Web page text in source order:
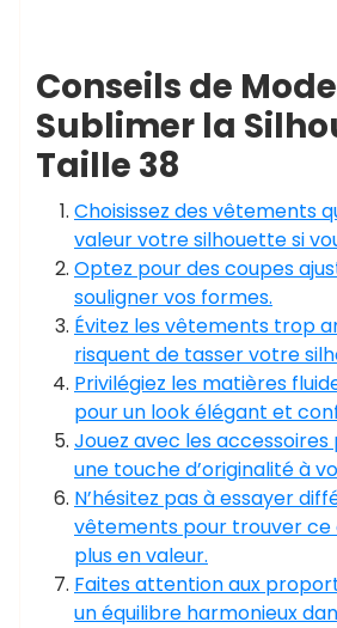
Conseils de
Sublimer la
Taille 38
Choisissez des vêtements
valeur votre silhouette si
Optez pour des coupes
souligner vos formes.
Évitez les vêtements trop
risquent de tasser votre
Privilégiez les matières
pour un look élégant et
Jouez avec les
une touche d’originalité à
N’hésitez pas à essayer
vêtements pour trouver ce
plus en valeur.
Faites attention aux
un équilibre harmonieux